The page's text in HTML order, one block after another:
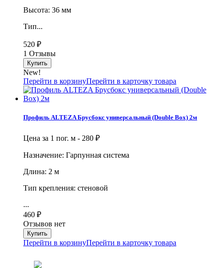
Высота: 36 мм
Тип...
520 ₽
1 Отзывы
New!
Перейти в корзинуПерейти в карточку товара
Профиль ALTEZA Брусбокс универсальный (Double Box) 2м
Цена за 1 пог. м - 280 ₽
Назначение: Гарпунная система
Длина: 2 м
Тип крепления: стеновой
...
460 ₽
Отзывов нет
Перейти в корзинуПерейти в карточку товара